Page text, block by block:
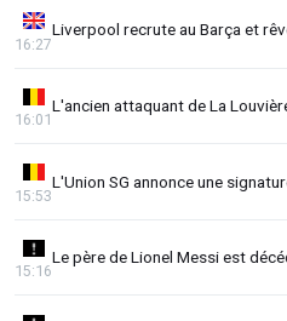
Liverpool recrute au Barça et
16:27
L'ancien attaquant de La
16:01
L'Union SG annonce une
15:53
Le père de Lionel Messi est
15:16